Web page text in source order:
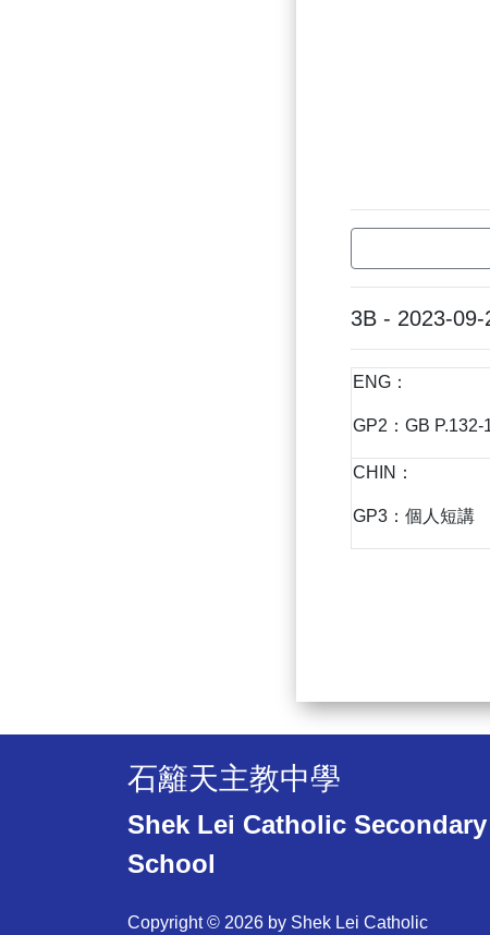
3B - 2023-09-
ENG：
GP2：GB P.132-
CHIN：
GP3：個人短講
石籬天主教中學
Shek Lei Catholic Secondary
School
Copyright © 2026 by Shek Lei Catholic